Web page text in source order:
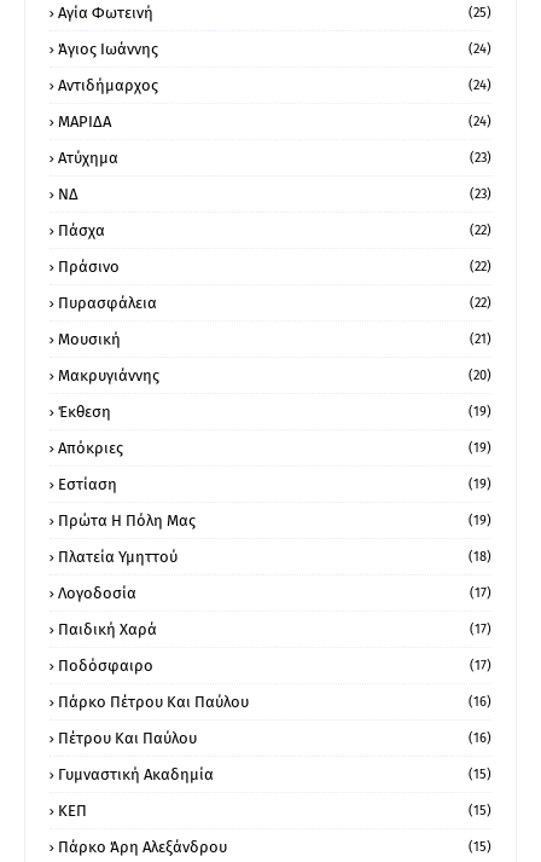
Αγία Φωτεινή (25)
Άγιος Ιωάννης (24)
Αντιδήμαρχος (24)
ΜΑΡΙΔΑ (24)
Ατύχημα (23)
ΝΔ (23)
Πάσχα (22)
Πράσινο (22)
Πυρασφάλεια (22)
Μουσική (21)
Μακρυγιάννης (20)
Έκθεση (19)
Απόκριες (19)
Εστίαση (19)
Πρώτα Η Πόλη Μας (19)
Πλατεία Υμηττού (18)
Λογοδοσία (17)
Παιδική Χαρά (17)
Ποδόσφαιρο (17)
Πάρκο Πέτρου Και Παύλου (16)
Πέτρου Και Παύλου (16)
Γυμναστική Ακαδημία (15)
ΚΕΠ (15)
Πάρκο Άρη Αλεξάνδρου (15)